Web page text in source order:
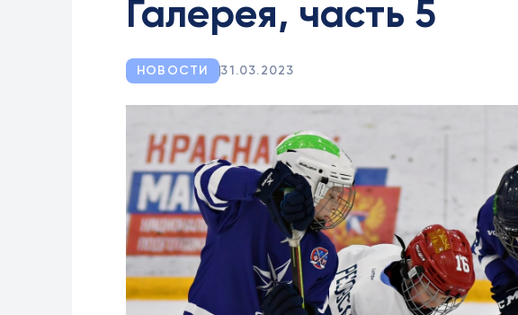
Галерея, часть 5
НОВОСТИ 31.03.2023